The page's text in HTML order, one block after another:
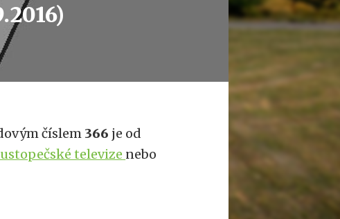
číslem 366 je od
televize nebo